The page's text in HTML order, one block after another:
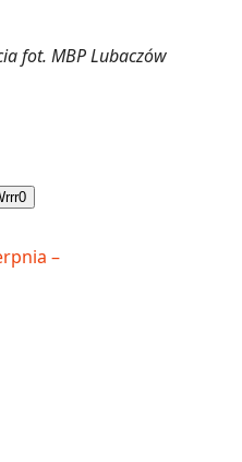
fot. MBP Lubaczów
0